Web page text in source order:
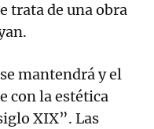
trata de una obra
mantendrá y el
con la estética
XIX”. Las